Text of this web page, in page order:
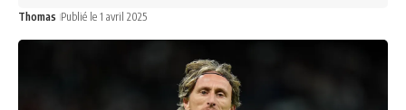
Thomas Publié le 1 avril 2025